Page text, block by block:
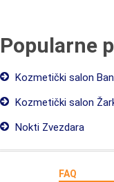
Popularne
Kozmetički salon
Kozmetički salon
Nokti Zvezdara
FAQ